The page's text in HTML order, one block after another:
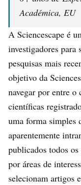
Académica, EU
A Sciencescape é
investigadores para
pesquisas mais
objetivo da
navegar por entre o
científicas
uma forma simples
aparentemente
publicados todos
por áreas de
selecionam artigos